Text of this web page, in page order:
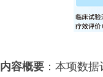
内容概要 ：本项数